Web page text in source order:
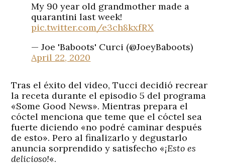
My 90 year old grandmother made a
quarantini last week!
pic.twitter.com/e3ch8kxfRX
— Joe 'Baboots' Curci (@JoeyBaboots)
April 22, 2020
Tras el éxito del video, Tucci decidió recrear
la receta durante el episodio 5 del programa
«Some Good News». Mientras prepara el
cóctel menciona que teme que el cóctel sea
fuerte diciendo «no podré caminar después
de esto». Pero al finalizarlo y degustarlo
anuncia sorprendido y satisfecho «¡Esto es
delicioso!«.